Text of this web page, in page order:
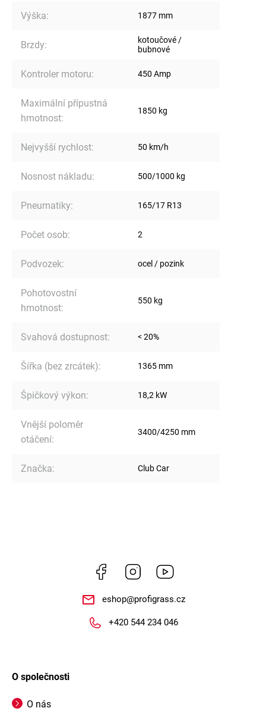
Výška: 1877 mm
Brzdy:
kotoučové /
bubnové
Kontroler motoru: 450 Amp
Maximální přípustná
hmotnost:
1850 kg
Nejvyšší rychlost: 50 km/h
Nosnost nákladu: 500/1000 kg
Pneumatiky: 165/17 R13
Počet osob: 2
Podvozek: ocel / pozink
Pohotovostní
hmotnost:
550 kg
Svahová dostupnost: < 20%
Šířka (bez zrcátek): 1365 mm
Špičkový výkon: 18,2 kW
Vnější poloměr
otáčení:
3400/4250 mm
Značka: Club Car
Facebook Instagram
eshop@profigrass.cz
+420 544 234 046
O společnosti
O nás